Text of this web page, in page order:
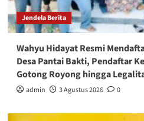
Jendela Berita
Wahyu Hidayat Resmi
Desa Pantai Bakti, Pendaftar
Gotong Royong hingga
admin 3 Agustus 2026 0